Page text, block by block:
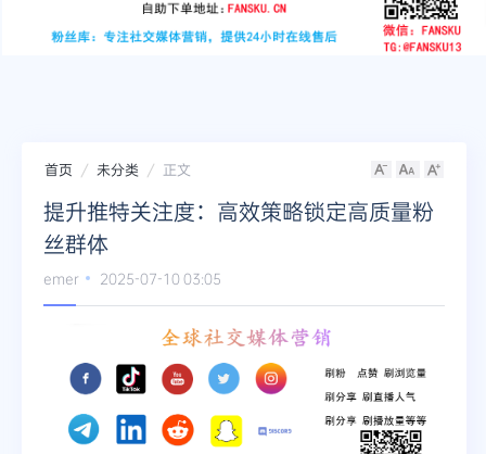
YouTube
Twitter
首页 未分类 正文
提升推特关注度：高效策略锁定高质量粉
丝群体
emer 2025-07-10 03:05